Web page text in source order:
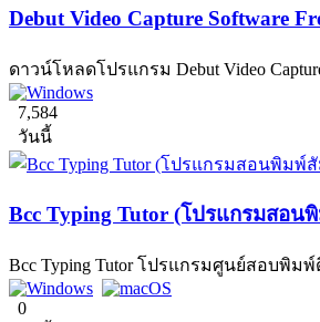
Debut Video Capture Software
ดาวน์โหลดโปรแกรม Debut Video
7,584
วันนี้
Bcc Typing Tutor (โปรแกรมสอน
Bcc Typing Tutor โปรแกรมศูนย์สอบพิ
0